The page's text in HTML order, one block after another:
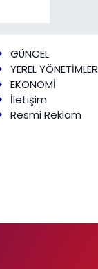
GÜNCEL
YEREL YÖNETİMLER
EKONOMİ
İletişim
Resmi Reklam